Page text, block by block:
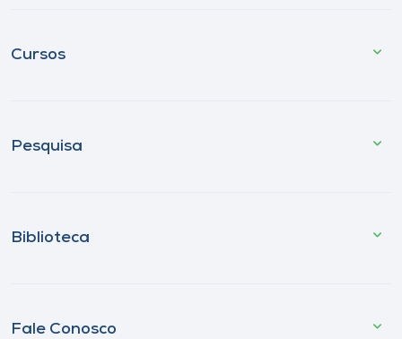
Cursos
Pesquisa
Biblioteca
Fale Conosco